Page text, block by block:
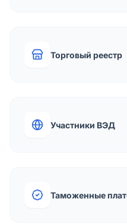
Торговый реестр
Участники ВЭД
Таможенные